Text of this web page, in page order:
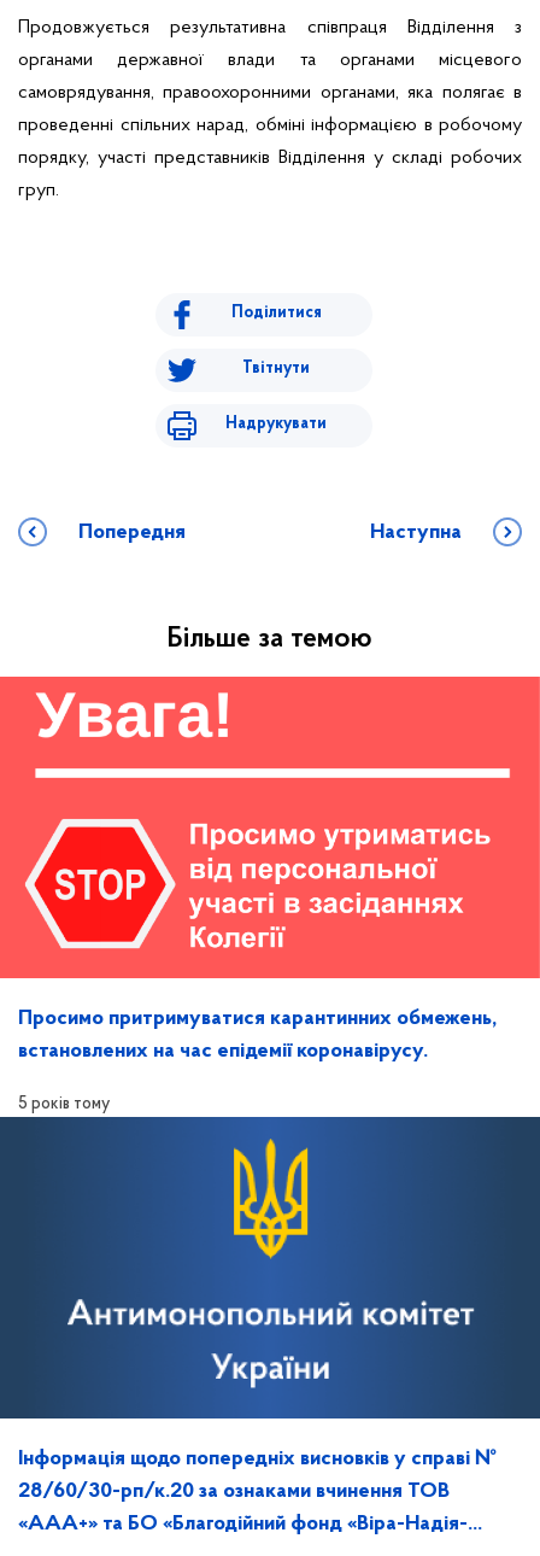
Продовжується результативна співпраця Відділення з
органами державної влади та органами місцевого
самоврядування, правоохоронними органами, яка полягає в
проведенні спільних нарад, обміні інформацією в робочому
порядку, участі представників Відділення у складі робочих
груп.
Поділитися
Твітнути
Надрукувати
Попередня Наступна
Більше за темою
Просимо притримуватися карантинних обмежень,
встановлених на час епідемії коронавірусу.
5 років тому
Інформація щодо попередніх висновків у справі №
28/60/30-рп/к.20 за ознаками вчинення ТОВ
«ААА+» та БО «Благодійний фонд «Віра-Надія-